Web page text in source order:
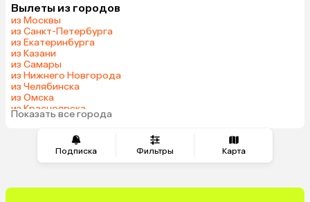
Подписка Фильтры Карта
Армения
Казахстан
Узбекистан
Катар
Гонконг
Венгрия
Вылеты из городов
из Москвы
из Санкт-Петербурга
из Екатеринбурга
из Казани
из Самары
из Нижнего Новгорода
из Челябинска
из Омска
из Красноярска
из Волгограда
Показать все города